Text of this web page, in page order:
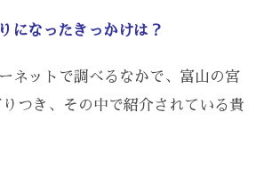
になったきっかけは？
ネットで調べるなかで、富山の宮
つき、その中で紹介されている貴